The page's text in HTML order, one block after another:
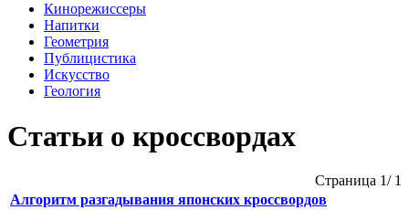
Кинорежиссеры
Напитки
Геометрия
Публицистика
Искусство
Геология
Статьи о кроссвордах
Страница 1/ 1
Алгоритм разгадывания японских кроссвордов